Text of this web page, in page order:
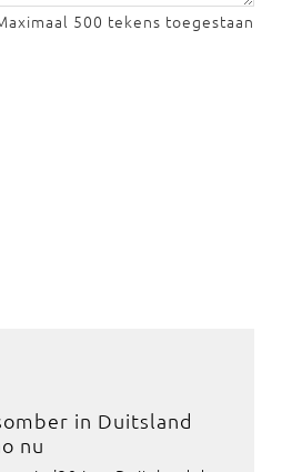
500 tekens toegestaan
in Duitsland
nu